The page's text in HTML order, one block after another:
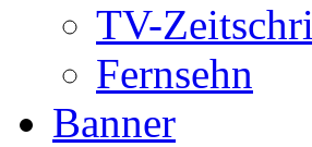
TV-
Fernsehn
Banner